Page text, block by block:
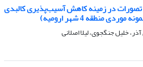
و تصورات در زمینه کاهش آسیب‌پذیری کالبدی
منطقه 4 شهر ارومیه)
خلیل جنگجوی، لیلا اصلانی